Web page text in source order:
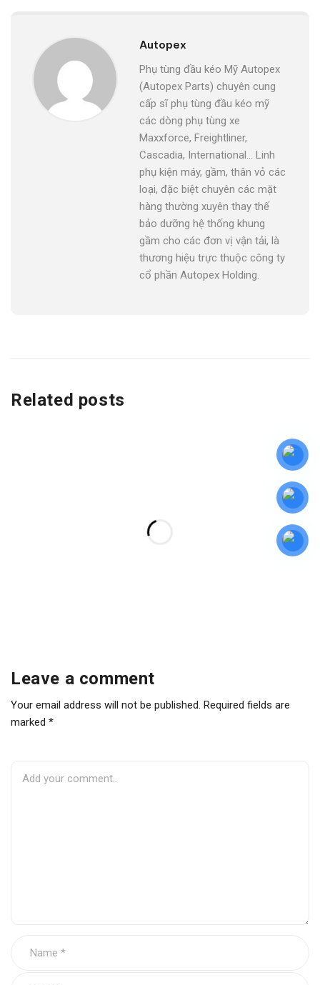
Autopex
Phụ tùng đầu kéo Mỹ Autopex
(Autopex Parts) chuyên cung
cấp sĩ phụ tùng đầu kéo mỹ
các dòng phụ tùng xe
Maxxforce, Freightliner,
Cascadia, International... Linh
phụ kiện máy, gầm, thân vỏ các
loại, đặc biệt chuyên các mặt
hàng thường xuyên thay thế
bảo dưỡng hệ thống khung
gầm cho các đơn vị vận tải, là
thương hiệu trực thuộc công ty
cổ phần Autopex Holding.
Related posts
Leave a comment
Your email address will not be published. Required fields are
marked *